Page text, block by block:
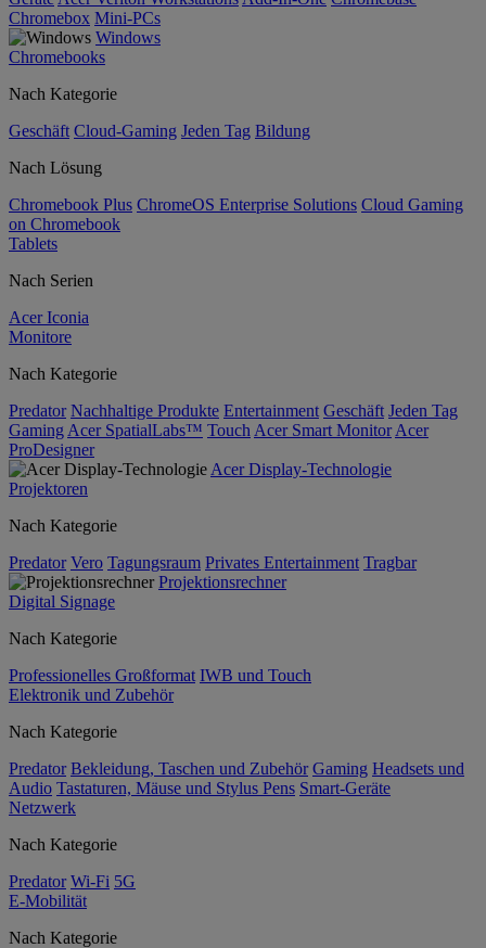
Chromebox Mini-PCs
Windows
Chromebooks
Nach Kategorie
Geschäft Cloud-Gaming Jeden Tag Bildung
Nach Lösung
Chromebook Plus ChromeOS Enterprise Solutions Cloud Gaming
on Chromebook
Tablets
Nach Serien
Acer Iconia
Monitore
Nach Kategorie
Predator Nachhaltige Produkte Entertainment Geschäft Jeden Tag
Gaming Acer SpatialLabs™ Touch Acer Smart Monitor Acer
ProDesigner
Acer Display-Technologie
Projektoren
Nach Kategorie
Predator Vero Tagungsraum Privates Entertainment Tragbar
Projektionsrechner
Digital Signage
Nach Kategorie
Professionelles Großformat IWB und Touch
Elektronik und Zubehör
Nach Kategorie
Predator Bekleidung, Taschen und Zubehör Gaming Headsets und
Audio Tastaturen, Mäuse und Stylus Pens Smart-Geräte
Netzwerk
Nach Kategorie
Predator Wi-Fi 5G
E-Mobilität
Nach Kategorie